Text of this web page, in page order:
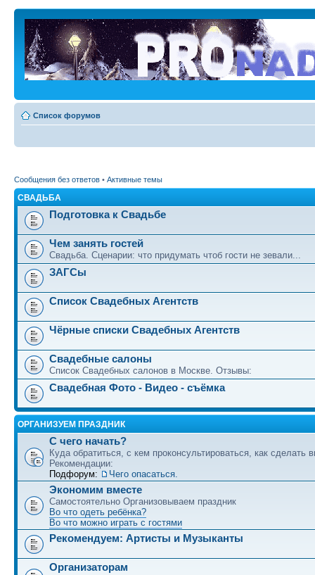
Список форумов
Сообщения без ответов • Активные темы
СВАДЬБА
Подготовка к Свадьбе
Чем занять гостей
Свадьба. Сценарии: что придумать чтоб гости не зевали...
ЗАГСы
Список Свадебных Агентств
Чёрные списки Свадебных Агентств
Свадебные салоны
Список Свадебных салонов в Москве. Отзывы:
Свадебная Фото - Видео - съёмка
ОРГАНИЗУЕМ ПРАЗДНИК
С чего начать?
Куда обратиться, с кем проконсультироваться, как сделать
Рекомендации:
Подфорум:
Чего опасаться.
Экономим вместе
Самостоятельно Организовываем праздник
Во что одеть ребёнка?
Во что можно играть с гостями
Рекомендуем: Артисты и Музыканты
Организаторам